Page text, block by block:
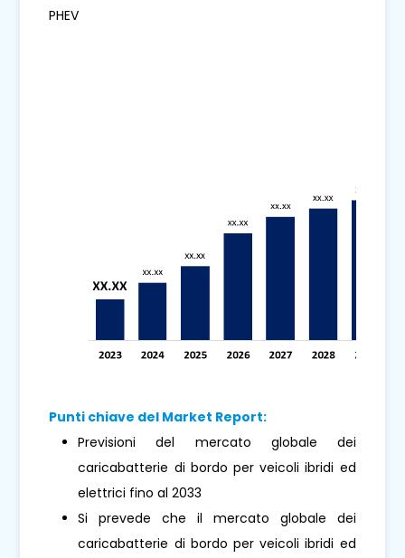
PHEV
Punti chiave del Market Report:
Previsioni del mercato globale dei
caricabatterie di bordo per veicoli ibridi ed
elettrici fino al 2033
Si prevede che il mercato globale dei
caricabatterie di bordo per veicoli ibridi ed